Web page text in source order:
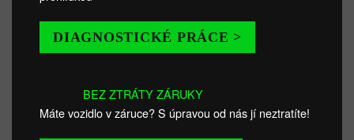
DIAGNOSTICKÉ PRÁCE >
BEZ ZTRÁTY ZÁRUKY
Máte vozidlo v záruce? S úpravou od nás jí neztratíte!